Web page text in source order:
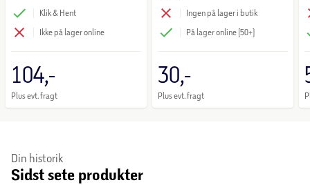
Klik & Hent
Ikke på lager online
104,-
Plus evt. fragt
Ingen på lager i butik
På lager online (50+)
30,-
Plus evt. fragt
Din historik
Sidst sete produkter